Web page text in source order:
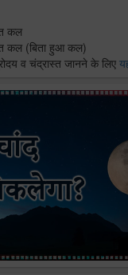
कल
कल (बिता हुआ कल)
व चंद्रास्त जानने के लिए